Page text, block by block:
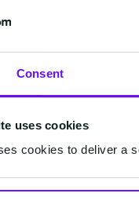
Consent
uses cookies
cookies to deliver a
选择了CM.com作
说：“我们的客户
和朋友保持联系。
亲戚汇钱，通过
服线上沟通。"